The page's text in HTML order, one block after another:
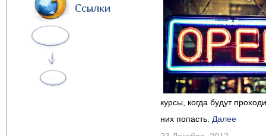
Ссылки
курсы, когда будут
них попасть. Далее